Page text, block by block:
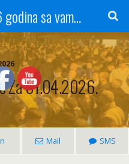
Radio Gradačac - 56 godina sa vama...
Za 01.04.2026.
Mail SMS